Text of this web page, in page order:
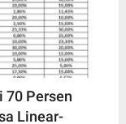
70 Persen
Linear-